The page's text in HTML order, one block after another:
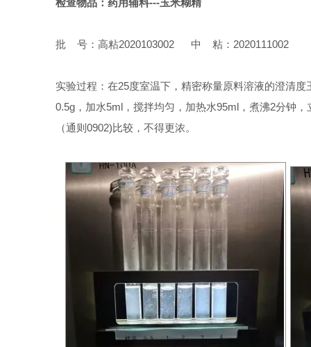
检查物品：药用辅料---玉米糊精
批 号：高粘2020103002 中 粘：2020111002
实验过程：在25度室温下，精密称量原料溶液的澄清度
0.5g，加水5ml，搅拌均匀，加热水95ml，煮沸2分钟
（通则0902)比较，不得更浓。